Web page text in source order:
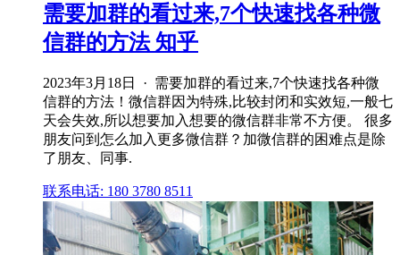
需要加群的看过来,7个快速找各种微
信群的方法 知乎
2023年3月18日 · 需要加群的看过来,7个快速找各种微
信群的方法！微信群因为特殊,比较封闭和实效短,一般七
天会失效,所以想要加入想要的微信群非常不方便。 很多
朋友问到怎么加入更多微信群？加微信群的困难点是除
了朋友、同事.
联系电话: 180 3780 8511